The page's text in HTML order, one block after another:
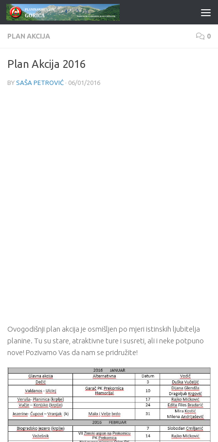
Skip to content
PLAN AKCIJA 0
Plan Akcija 2016
BY SAŠA PETROVIĆ · 06/01/2016
Ovogodišnji plan akcija je osmišljen po mjeri istinskih ljubitelja
planine. Tu su stare, atraktivne ture i susreti, ali i neke potpuno
nove! Pozivamo Vas da nam se pridružite!